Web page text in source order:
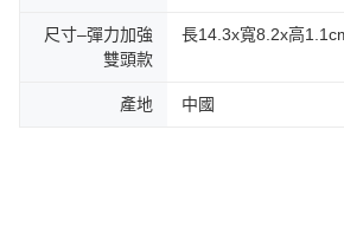
尺寸–彈力加強
雙頭款
長14.3x寬8.2x高
產地 中國